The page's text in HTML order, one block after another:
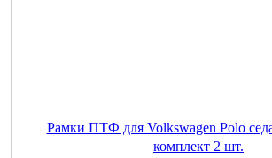
Рамки ПТФ для Volkswagen Polo
комплект 2 шт.